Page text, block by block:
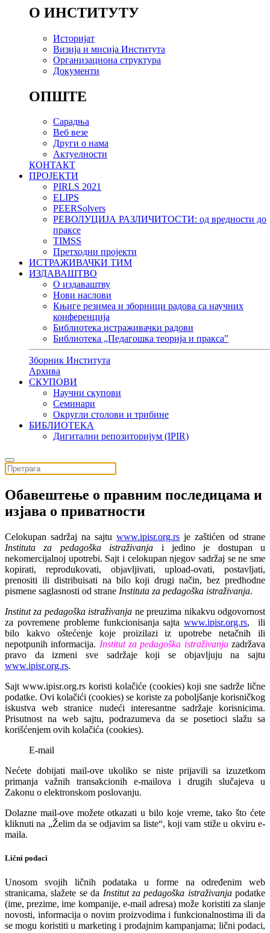
О ИНСТИТУТУ
Историјат
Визија и мисија Института
Организациона структура
Документи
ОПШТЕ
Сарадња
Веб везе
Други о нама
Актуелности
КОНТАКТ
ПРОЈЕКТИ
PIRLS 2021
ELIPS
PEERSolvers
РЕВОЛУЦИЈА РАЗЛИЧИТОСТИ: oд вредности до
праксе
TIMSS
Претходни пројекти
ИСТРАЖИВАЧКИ ТИМ
ИЗДАВАШТВО
О издаваштву
Нови наслови
Књиге резимеа и зборници радова са научних
конференција
Библиотека истраживачки радови
Библиотека „Педагошка теорија и пракса”
Зборник Института
Архива
СКУПОВИ
Научни скупови
Семинари
Округли столови и трибине
БИБЛИОТЕКА
Дигитални репозиторијум (IPIR)
Обавештење о правним последицама и
изјава о приватности
Celokupan sadržaj na sajtu www.ipisr.org.rs je zaštićen od strane
Instituta za pedagoška istraživanja i jedino je dostupan u
nekomercijalnoj upotrebi. Sajt i celokupan njegov sadržaj se ne sme
kopirati, reprodukovati, objavljivati, upload-ovati, postavljati,
prenositi ili distribuisati na bilo koji drugi način, bez predhodne
pismene saglasnosti od strane Instituta za pedagoška istraživanja.
Institut za pedagoška istraživanja ne preuzima nikakvu odgovornost
za povremene probleme funkcionisanja sajtawww.ipisr.org.rs, ili
bilo kakvo oštećenje koje proizilazi iz upotrebe netačnih ili
nepotpunih informacija. Institut za pedagoška istraživanjazadržava
pravo da izmeni sve sadržaje koji se objavljuju na sajtu
www.ipisr.org.rs.
Sajt www.ipisr.org.rs koristi kolačiće (cookies) koji sne sadrže lične
podatke. Ovi kolačići (cookies) se koriste za poboljšanje korisničkog
iskustva web stranice nudeći interesantne sadržaje korisnicima.
Prisutnost na web sajtu, podrazumeva da se posetioci slažu sa
korišćenjem ovih kolačića (cookies).
E-mail
Nećete dobijati mail-ove ukoliko se niste prijavili sa izuzetkom
primanja važnih transakcionih e-mailova i drugih slučajeva u
Zakonu o elektronskom poslovanju.
Dolazne mail-ove možete otkazati u bilo koje vreme, tako što ćete
kliknuti na „Želim da se odjavim sa liste“, koji vam stiže u okviru e-
maila.
Lični podaci
Unosom svojih ličnih podataka u forme na određenim web
stranicama, slažete se da Institut za pedagoška istraživanjapodatke
(ime, prezime, ime kompanije, e-mail adresa) može koristiti za slanje
novosti, informacija o novim proizvodima i funkcionalnostima ili da
se mogu koristiti u marketing i prodajnim kampanjama; lični podaci,